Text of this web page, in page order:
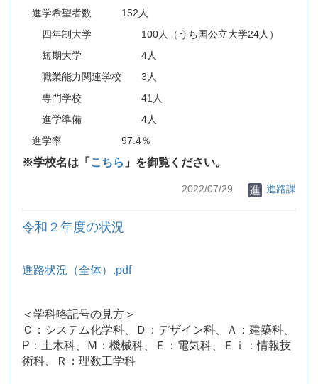
進学希望者数 152人
四年制大学 100人（うち国公立大学24人）
短期大学 4人
職業能力関連学校 3人
専門学校 41人
進学準備 4人
進学率 97.4％
※学校名は「 こちら 」を御覧ください。
2022/07/29 進路課
令和２年度の状況
進路状況（全体）.pdf
＜学科略記号の見方＞
Ｃ：システム化学科、Ｄ：デザイン科、Ａ：建築科、
P：土木科、Ｍ：機械科、Ｅ：電気科、Ｅｉ：情報技
術科、Ｒ：理数工学科